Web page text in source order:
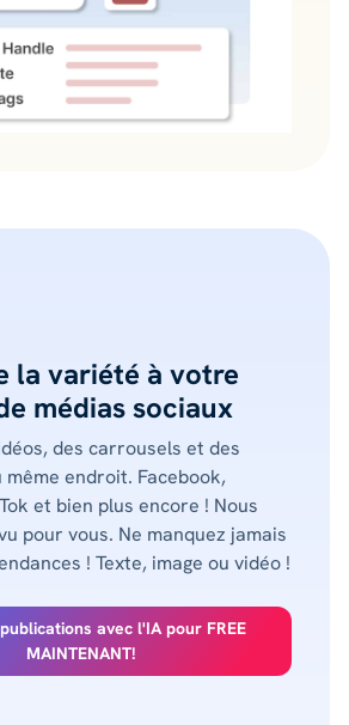
la variété à votre
médias sociaux
des carrousels et des
endroit. Facebook,
et bien plus encore ! Nous
pour vous. Ne manquez jamais
! Texte, image ou vidéo !
avec l'IA pour FREE
MAINTENANT!